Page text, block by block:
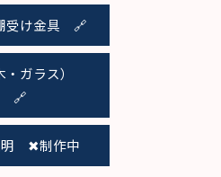
受け金具 🔗
・ガラス）
🔗
明 ✖制作中